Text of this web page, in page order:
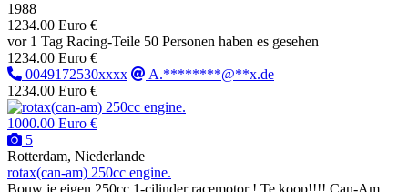
1988
1234.00 Euro €
vor 1 Tag Racing-Teile 50 Personen haben es gesehen
1234.00 Euro €
0049172530xxxx
A.********@**x.de
1234.00 Euro €
1000.00 Euro €
5
Rotterdam, Niederlande
rotax(can-am) 250cc engine.
Bouw je eigen 250cc 1-cilinder racemotor ! Te koop!!!! Can-Am